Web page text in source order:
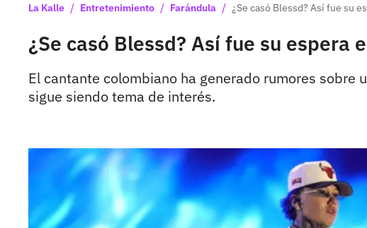
La Kalle / Entretenimiento / Farándula / ¿Se casó Blessd? Así fue su
¿Se casó Blessd? Así fue su
El cantante colombiano ha generado rumores
sigue siendo tema de interés.